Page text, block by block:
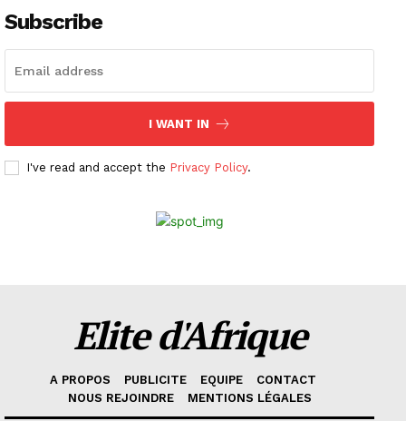
Subscribe
I WANT IN
I've read and accept the Privacy Policy.
Elite d'Afrique
A PROPOS PUBLICITE EQUIPE
CONTACT
NOUS REJOINDRE
MENTIONS LÉGALES